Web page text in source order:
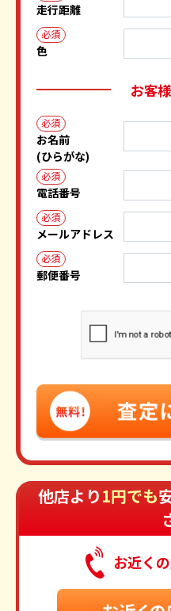
走行距離
必須
色
お客
必須
お名前
(ひらがな)
必須
電話番号
必須
メールアドレス
必須
郵便番号
他店より1円でも
お近く